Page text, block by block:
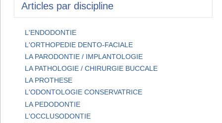
Articles par discipline
L'ENDODONTIE
L'ORTHOPEDIE DENTO-FACIALE
LA PARODONTIE / IMPLANTOLOGIE
LA PATHOLOGIE / CHIRURGIE BUCCALE
LA PROTHESE
L'ODONTOLOGIE CONSERVATRICE
LA PEDODONTIE
L'OCCLUSODONTIE